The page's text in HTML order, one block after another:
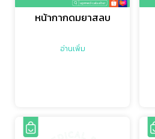
หน้ากากดมยาสลบ
อ่านเพิ่ม